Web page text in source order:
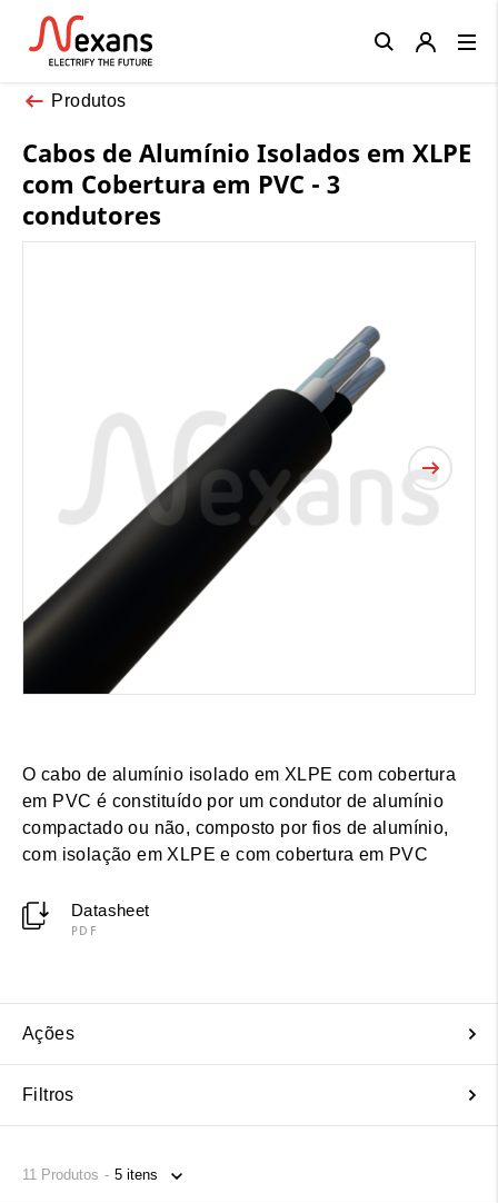
Produtos
Cabos de Alumínio Isolados em XLPE
com Cobertura em PVC - 3
condutores
O cabo de alumínio isolado em XLPE com cobertura
em PVC é constituído por um condutor de alumínio
compactado ou não, composto por fios de alumínio,
com isolação em XLPE e com cobertura em PVC
Datasheet
PDF
Ações
Filtros
11 Produtos
Close